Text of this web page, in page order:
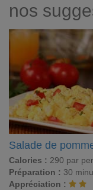
nos
Salade de
Calories : 290 par
Préparation : 30
Appréciation :